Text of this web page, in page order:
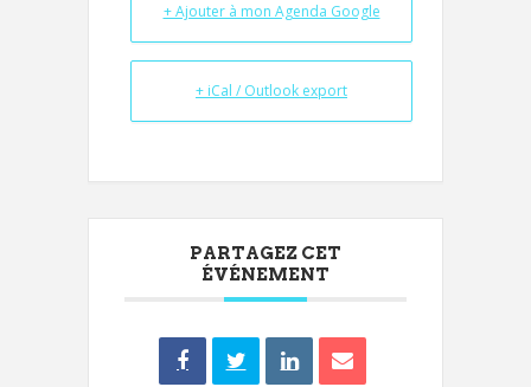
+ Ajouter à mon Agenda Google
+ iCal / Outlook export
PARTAGEZ CET
ÉVÉNEMENT